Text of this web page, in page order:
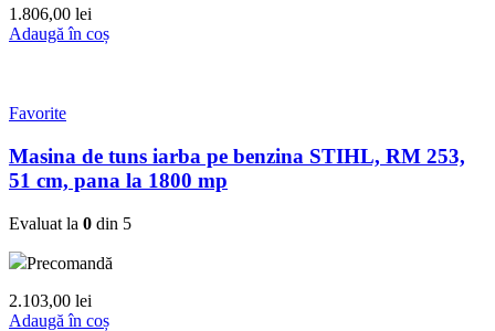
1.806,00 lei
Adaugă în coș
Favorite
Masina de tuns iarba pe benzina STIHL, RM 253,
51 cm, pana la 1800 mp
Evaluat la 0 din 5
Precomandă
2.103,00 lei
Adaugă în coș